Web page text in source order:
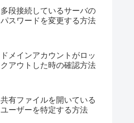
多段接続しているサーバの
パスワードを変更する方法
ドメインアカウントがロッ
クアウトした時の確認方法
共有ファイルを開いている
ユーザーを特定する方法